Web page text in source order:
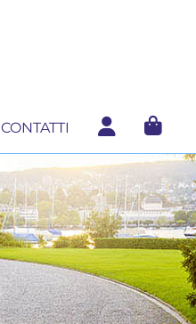
CONTATTI